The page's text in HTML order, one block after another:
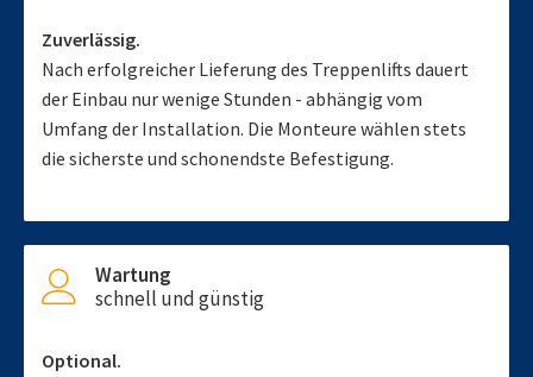
Zuverlässig.
Nach erfolgreicher Lieferung des Treppenlifts dauert
der Einbau nur wenige Stunden - abhängig vom
Umfang der Installation. Die Monteure wählen stets
die sicherste und schonendste Befestigung.
Wartung
schnell und günstig
Optional.